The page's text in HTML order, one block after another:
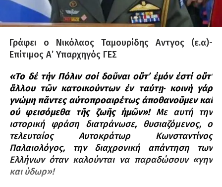
Γράφει ο Νικόλαος Ταμουρίδης Αντγος (ε.α)-
Επίτιμος Α’ Υπαρχηγός ΓΕΣ
«Το δέ τήν Πόλιν σοί δοῦναι οὔτ’ ἐμόν ἐστί οὔτ’
ἄλλου τῶν κατοικούντων ἐν ταύτῃ· κοινή γάρ
γνώμη πᾶντες αὐτοπροαιρέτως ἀποθανοῦμεν καί
οὐ φεισόμεθα τῆς ζωῆς ἡμῶν»!
Με αυτή την
ιστορική φράση διατράνωσε, θυσιαζόμενος, ο
τελευταίος Αυτοκράτωρ Κωνσταντίνος
Παλαιολόγος, την διαχρονική απάντηση των
Ελλήνων όταν καλούνται να παραδώσουν «γην
και ύδωρ»!